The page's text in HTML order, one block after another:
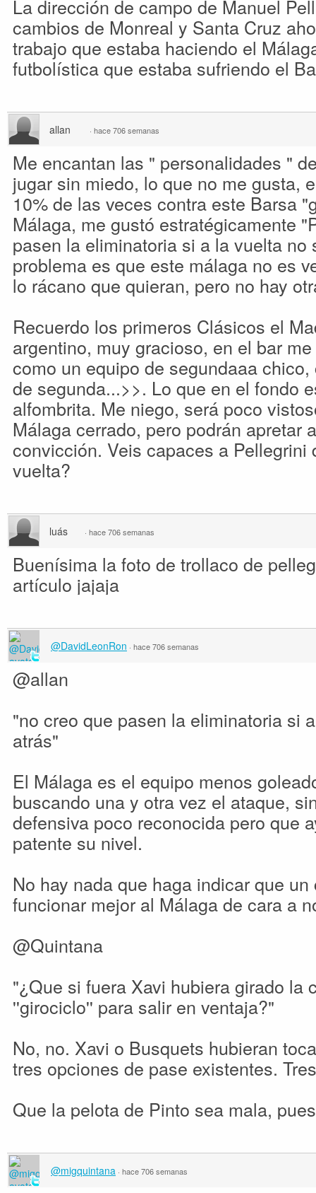
La dirección de campo de Manuel
cambios de Monreal y Santa Cruz
trabajo que estaba haciendo el
futbolística que estaba sufriendo el
allan · hace 706 semanas
Me encantan las " personalidades "
jugar sin miedo, lo que no me gusta,
10% de las veces contra este Barsa
Málaga, me gustó estratégicamente
pasen la eliminatoria si a la vuelta no
problema es que este málaga no es
lo rácano que quieran, pero no hay
Recuerdo los primeros Clásicos el
argentino, muy gracioso, en el bar
como un equipo de segundaaa
de segunda...>>. Lo que en el fondo
alfombrita. Me niego, será poco
Málaga cerrado, pero podrán apretar
convicción. Veis capaces a Pellegrini
vuelta?
luás · hace 706 semanas
Buenísima la foto de trollaco de
artículo jajaja
@DavidLeonRon · hace 706 semanas
@allan
"no creo que pasen la eliminatoria si
atrás"
El Málaga es el equipo menos
buscando una y otra vez el ataque,
defensiva poco reconocida pero que
patente su nivel.
No hay nada que haga indicar que
funcionar mejor al Málaga de cara a
@Quintana
"¿Que si fuera Xavi hubiera girado la
''girociclo'' para salir en ventaja?"
No, no. Xavi o Busquets hubieran
tres opciones de pase existentes.
Que la pelota de Pinto sea mala,
@migquintana · hace 706 semanas